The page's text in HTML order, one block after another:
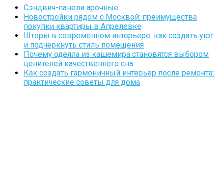
Сэндвич-панели арочные
Новостройки рядом с Москвой: преимущества
покупки квартиры в Апрелевке
Шторы в современном интерьере: как создать уют
и подчеркнуть стиль помещения
Почему одеяла из кашемира становятся выбором
ценителей качественного сна
Как создать гармоничный интерьер после ремонта:
практические советы для дома